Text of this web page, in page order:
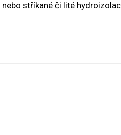
stříkané či lité